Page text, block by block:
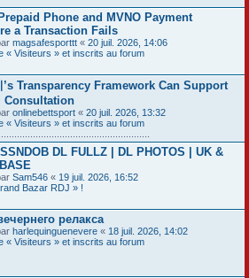
Phone and MVNO Payment
a Transaction Fails
magsafesporttt « 20 juil. 2026, 14:06
« Visiteurs » et inscrits au forum
’s Transparency Framework Can Support
Consultation
onlinebettsport « 20 juil. 2026, 13:32
« Visiteurs » et inscrits au forum
DL FULLZ | DL PHOTOS | UK &
Sam546 « 19 juil. 2026, 16:52
Bazar RDJ » !
релакса
harlequinguenevere « 18 juil. 2026, 14:02
« Visiteurs » et inscrits au forum